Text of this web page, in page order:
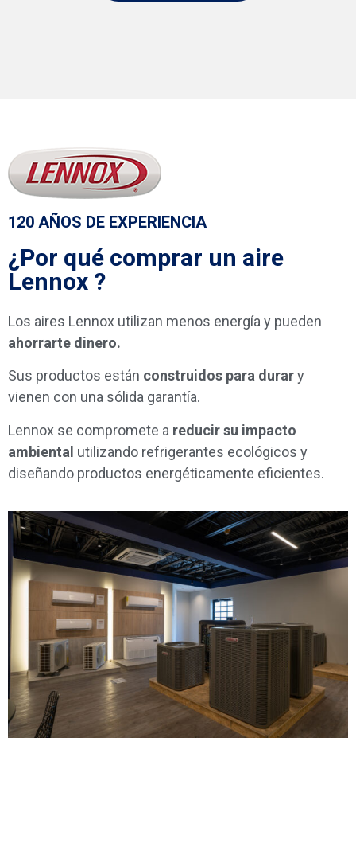
120 AÑOS DE EXPERIENCIA
¿Por qué comprar un aire
Lennox ?
Los aires Lennox utilizan menos energía y pueden
ahorrarte dinero.
Sus productos están construidos para durary
vienen con una sólida garantía.
Lennox se compromete a reducir su impacto
ambiental utilizando refrigerantes ecológicos y
diseñando productos energéticamente eficientes.